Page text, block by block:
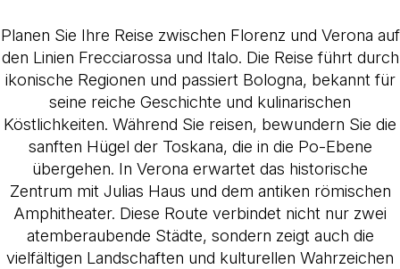
Planen Sie Ihre Reise zwischen Florenz und Verona auf
den Linien Frecciarossa und Italo. Die Reise führt durch
ikonische Regionen und passiert Bologna, bekannt für
seine reiche Geschichte und kulinarischen
Köstlichkeiten. Während Sie reisen, bewundern Sie die
sanften Hügel der Toskana, die in die Po-Ebene
übergehen. In Verona erwartet das historische
Zentrum mit Julias Haus und dem antiken römischen
Amphitheater. Diese Route verbindet nicht nur zwei
atemberaubende Städte, sondern zeigt auch die
vielfältigen Landschaften und kulturellen Wahrzeichen